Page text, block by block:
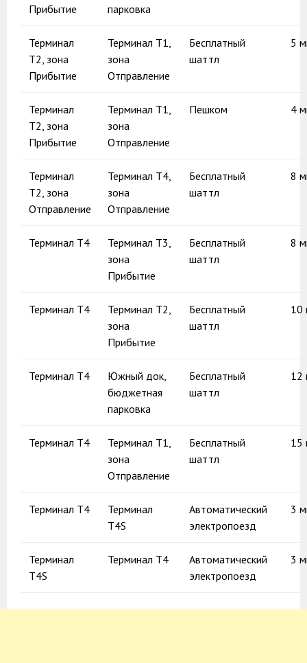
Прибытие
парковка
Терминал
Т2, зона
Прибытие
Терминал Т1,
зона
Отправление
Бесплатный
шаттл
5
Терминал
Т2, зона
Прибытие
Терминал Т1,
зона
Отправление
Пешком 4
Терминал
Т2, зона
Отправление
Терминал Т4,
зона
Отправление
Бесплатный
шаттл
8
Терминал Т4
Терминал Т3,
зона
Прибытие
Бесплатный
шаттл
8
Терминал Т4
Терминал Т2,
зона
Прибытие
Бесплатный
шаттл
10
Терминал Т4
Южный док,
бюджетная
парковка
Бесплатный
шаттл
12
Терминал Т4
Терминал Т1,
зона
Отправление
Бесплатный
шаттл
15
Терминал Т4
Терминал
Т4S
Автоматический
электропоезд
3
Терминал
Т4S
Терминал Т4
Автоматический
электропоезд
3